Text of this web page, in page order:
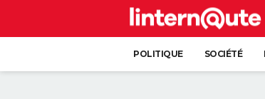
POLITIQUE SOCIÉTÉ